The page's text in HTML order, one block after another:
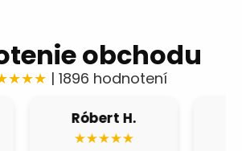
obchodu
| 1896 hodnotení
Fero B.
★★★★★